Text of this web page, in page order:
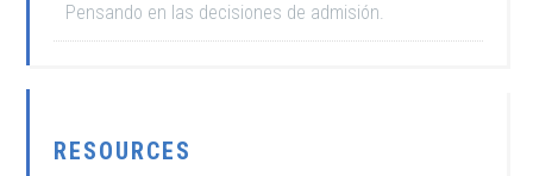
Pensando en las decisiones de admisión.
RESOURCES